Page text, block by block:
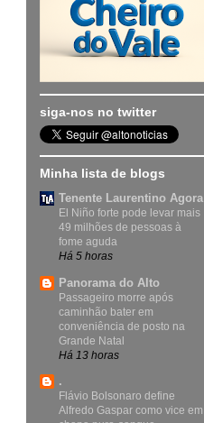
siga-nos no twitter
Minha lista de blogs
Tenente Laurentino Agora
El Niño forte pode levar mais
49 milhões de pessoas à
fome aguda
Há 5 horas
Panorama do Alto
Passageiro morre após
caminhão bater em
conveniência de posto na
Grande Natal
Há 13 horas
.
Flávio Bolsonaro define
Alfredo Gaspar como vice em